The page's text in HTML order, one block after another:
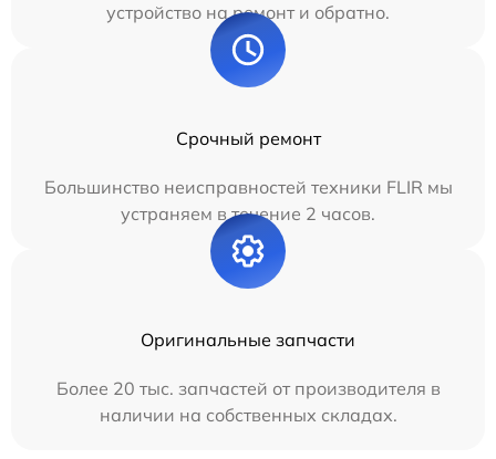
устройство на ремонт и обратно.
Срочный ремонт
Большинство неисправностей техники FLIR мы
устраняем в течение 2 часов.
Оригинальные запчасти
Более 20 тыс. запчастей от производителя в
наличии на собственных складах.